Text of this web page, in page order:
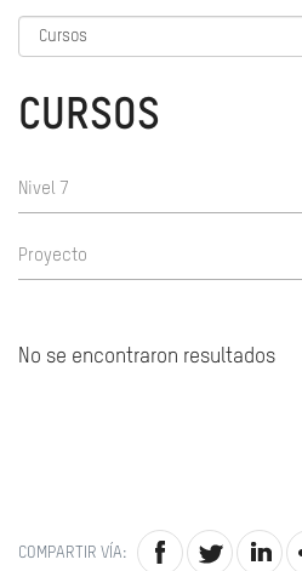
CURSOS
Nivel 7
Proyecto
No se encontraron resultados
COMPARTIR VÍA: